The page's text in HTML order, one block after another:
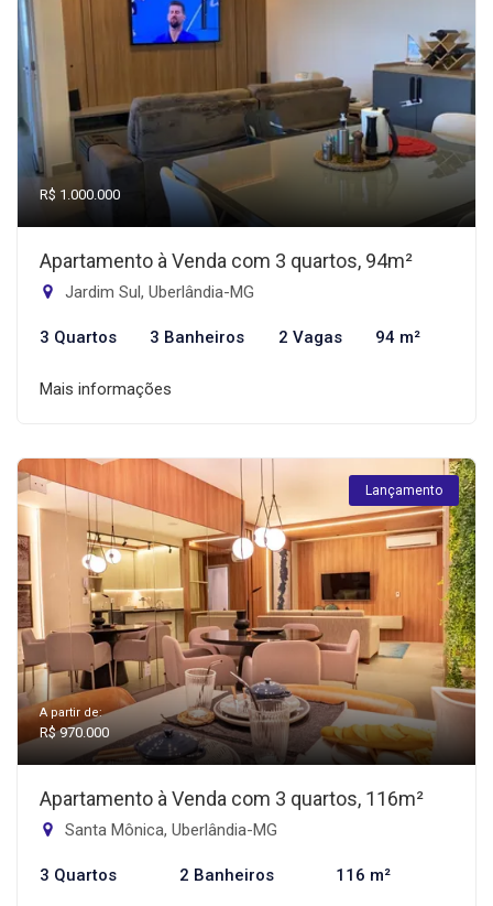
R$ 1.000.000
Apartamento à Venda com 3 quartos, 94m²
Jardim Sul, Uberlândia-MG
3 Quartos 3 Banheiros 2 Vagas 94 m²
Mais informações
Lançamento
A partir de:
R$ 970.000
Apartamento à Venda com 3 quartos, 116m²
Santa Mônica, Uberlândia-MG
3 Quartos 2 Banheiros 116 m²